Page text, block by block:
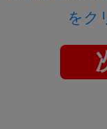
をク